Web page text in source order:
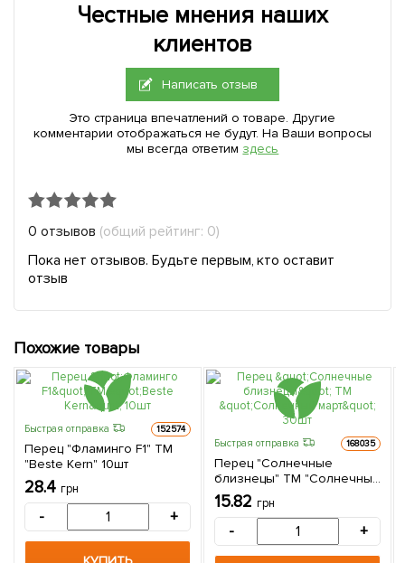
Честные мнения наших
клиентов
Написать отзыв
Это страница впечатлений о товаре. Другие
комментарии отображаться не будут. На Ваши вопросы
мы всегда ответим здесь
0 отзывов (общий рейтинг: 0)
Пока нет отзывов. Будьте первым, кто оставит
отзыв
Похожие товары
Быстрая отправка 152574
Перец "Фламинго F1" ТМ
"Beste Kern" 10шт
28.4 грн
- +
Быстрая отправка 168035
Перец "Солнечные
близнецы" ТМ "Солнечный
март" 30шт
15.82 грн
- +